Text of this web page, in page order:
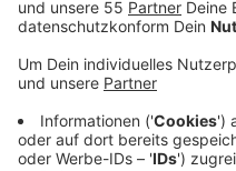
Anzeige
Angebote, an denen wir
anderem eine